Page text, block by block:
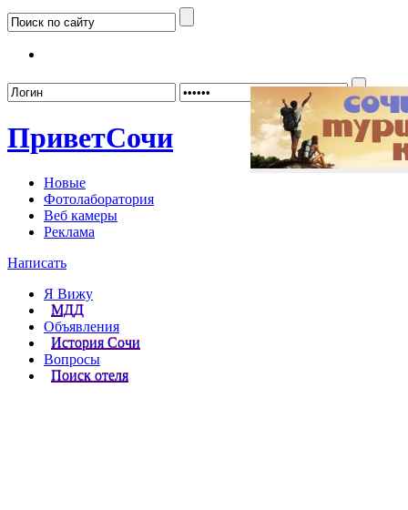
ПриветСочи
Новые
Фотолаборатория
Веб камеры
Реклама
Написать
Я Вижу
МДД
Объявления
История Сочи
Вопросы
Поиск отеля